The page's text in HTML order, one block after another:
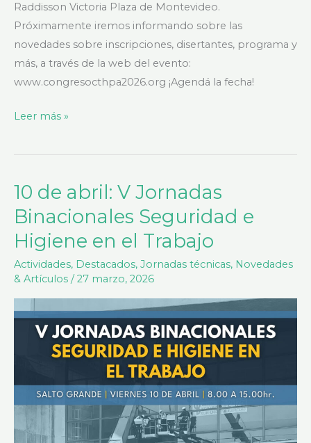
Raddisson Victoria Plaza de Montevideo.
Próximamente iremos informando sobre las
novedades sobre inscripciones, disertantes, programa y
más, a través de la web del evento:
www.congresocthpa2026.org ¡Agendá la fecha!
Leer más »
10 de abril: V Jornadas
Binacionales Seguridad e
Higiene en el Trabajo
Actividades, Destacados, Jornadas técnicas, Novedades
& Artículos /27 marzo, 2026
10
de
abril:
V
Jornadas
Binacionales
Seguridad
e
Higiene
Trabajo